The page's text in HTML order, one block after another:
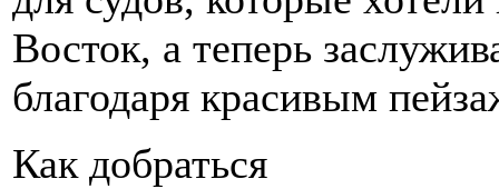
Восток, а теперь
благодаря красивым
Как добраться